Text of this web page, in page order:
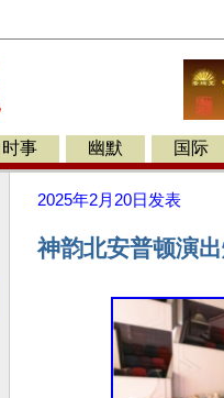
时事 幽默 国际
2025年2月20日 发表
神韵北安普顿演